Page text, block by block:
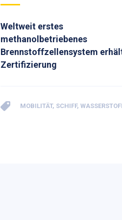
Weltweit erstes
methanolbetriebenes
Brennstoffzellensystem
Zertifizierung
MOBILITÄT, SCHIFF,